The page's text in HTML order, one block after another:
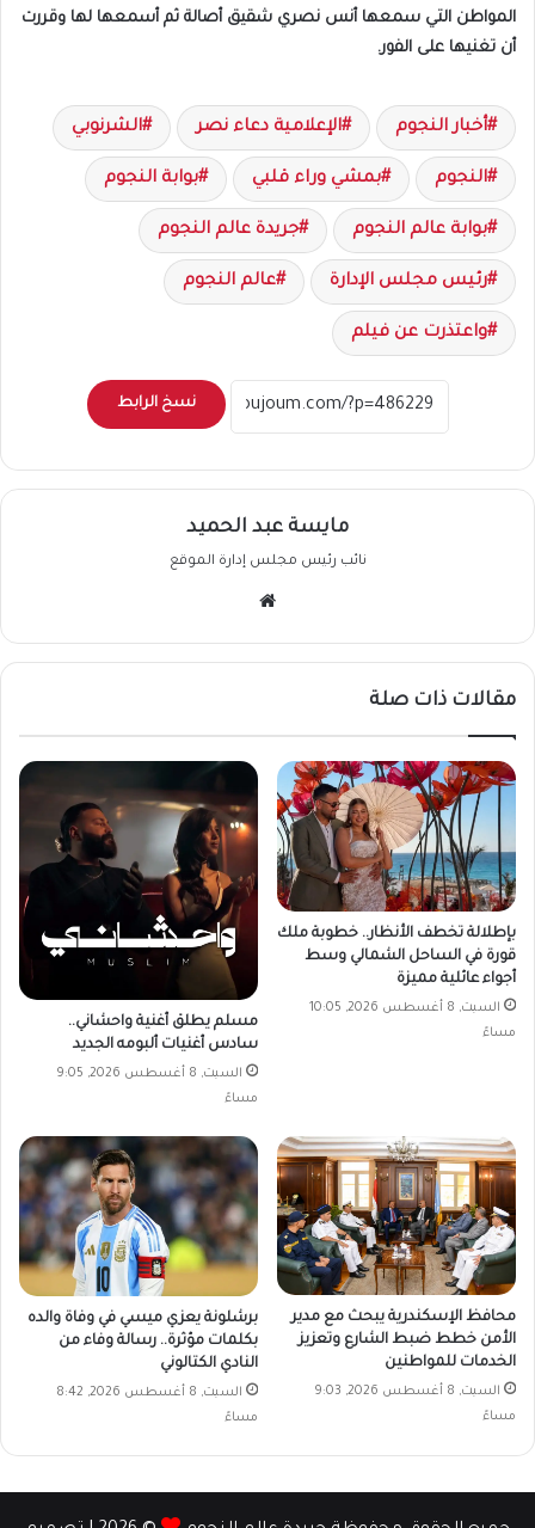
المواطن التي سمعها أنس نصري شقيق أصالة ثم أسمعها لها وقررت
أن تغنيها على الفور.
أخبار النجوم الإعلامية دعاء نصر الشرنوبي
النجوم بمشي وراء قلبي بوابة النجوم
بوابة عالم النجوم جريدة عالم النجوم
رئيس مجلس الإدارة عالم النجوم
واعتذرت عن فيلم
نسخ الرابط
مايسة عبد الحميد
نائب رئيس مجلس إدارة الموقع
مقالات ذات صلة
بإطلالة تخطف الأنظار.. خطوبة ملك
قورة في الساحل الشمالي وسط
أجواء عائلية مميزة
السبت, 8 أغسطس 2026, 10:05
مساءً
مسلم يطلق أغنية واحشاني..
سادس أغنيات ألبومه الجديد
السبت, 8 أغسطس 2026, 9:05
مساءً
محافظ الإسكندرية يبحث مع مدير
الأمن خطط ضبط الشارع وتعزيز
الخدمات للمواطنين
السبت, 8 أغسطس 2026, 9:03
مساءً
برشلونة يعزي ميسي في وفاة والده
بكلمات مؤثرة.. رسالة وفاء من
النادي الكتالوني
السبت, 8 أغسطس 2026, 8:42
مساءً